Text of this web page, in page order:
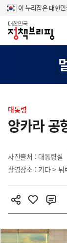
이 누리집은 대한
홈
텐
츠
영
역
대통령
앙카라 공
사진출처 : 대통령실
촬영장소 : 기타 > 튀